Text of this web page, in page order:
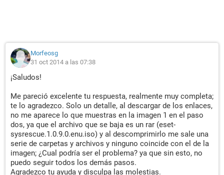
Morfeosg
31 oct 2014 a las 07:38
¡Saludos!
Me pareció excelente tu respuesta, realmente muy completa;
te lo agradezco. Solo un detalle, al descargar de los enlaces,
no me aparece lo que muestras en la imagen 1 en el paso
dos, ya que el archivo que se baja es un rar (eset-
sysrescue.1.0.9.0.enu.iso) y al descomprimirlo me sale una
serie de carpetas y archivos y ninguno coincide con el de la
imagen; ¿Cual podría ser el problema? ya que sin esto, no
puedo seguir todos los demás pasos.
Agradezco tu ayuda y disculpa las molestias.